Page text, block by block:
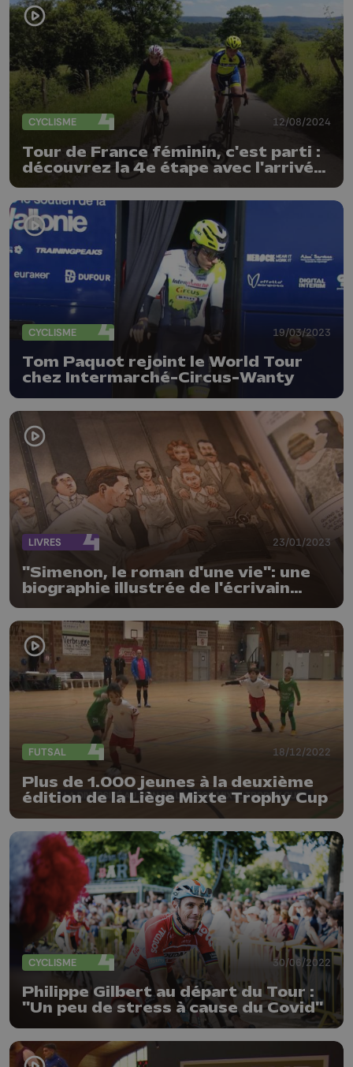
CYCLISME 12/08/2024
Tour de France féminin, c'est parti :
découvrez la 4e étape avec l'arrivée
à Liège
CYCLISME 19/03/2023
Tom Paquot rejoint le World Tour
chez Intermarché-Circus-Wanty
LIVRES 23/01/2023
"Simenon, le roman d'une vie": une
biographie illustrée de l'écrivain
liégeois
FUTSAL 18/12/2022
Plus de 1.000 jeunes à la deuxième
édition de la Liège Mixte Trophy Cup
CYCLISME 30/06/2022
Philippe Gilbert au départ du Tour :
"Un peu de stress à cause du Covid"